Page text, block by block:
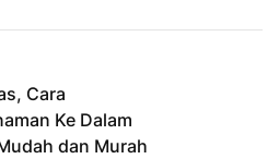
Cara
Ke Dalam
dan Murah